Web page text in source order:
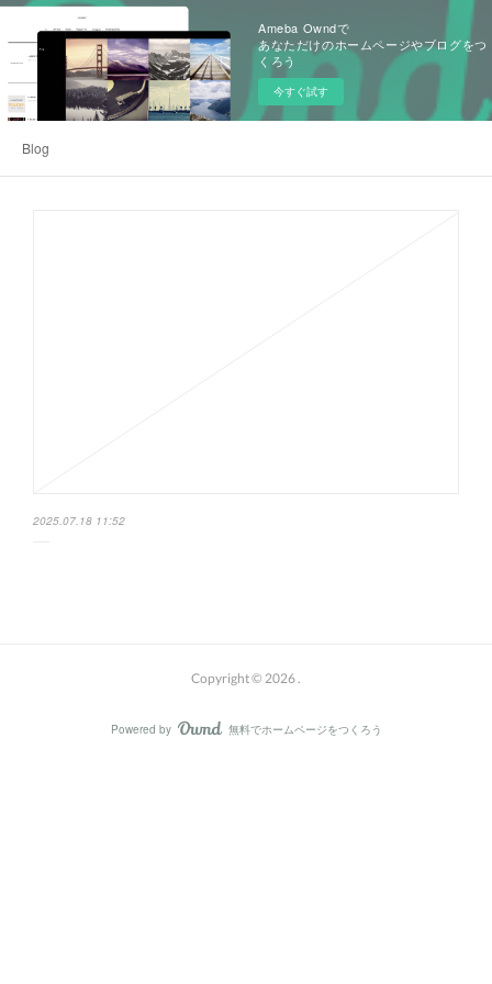
Ameba Owndで
あなただけのホームページやブログをつ
くろう
今すぐ試す
Blog
2025.07.18 11:52
Copyright © 2026.
Powered by AmebaOwnd
無料でホームページをつくろう